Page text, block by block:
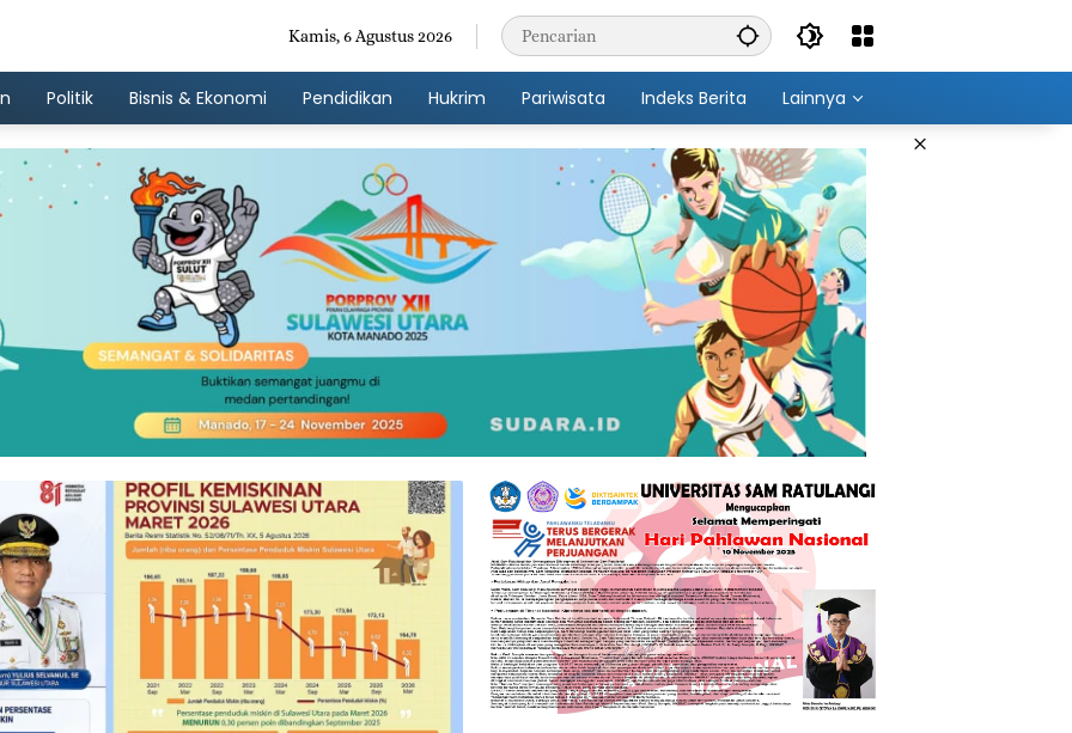
Kamis, 6 Agustus 2026
Politik Bisnis & Ekonomi Pendidikan Hukrim Pariwisata Indeks Berita Lainnya
×